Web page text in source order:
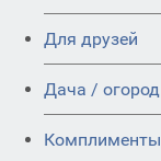
Для друзей
Дача / огород
Комплименты